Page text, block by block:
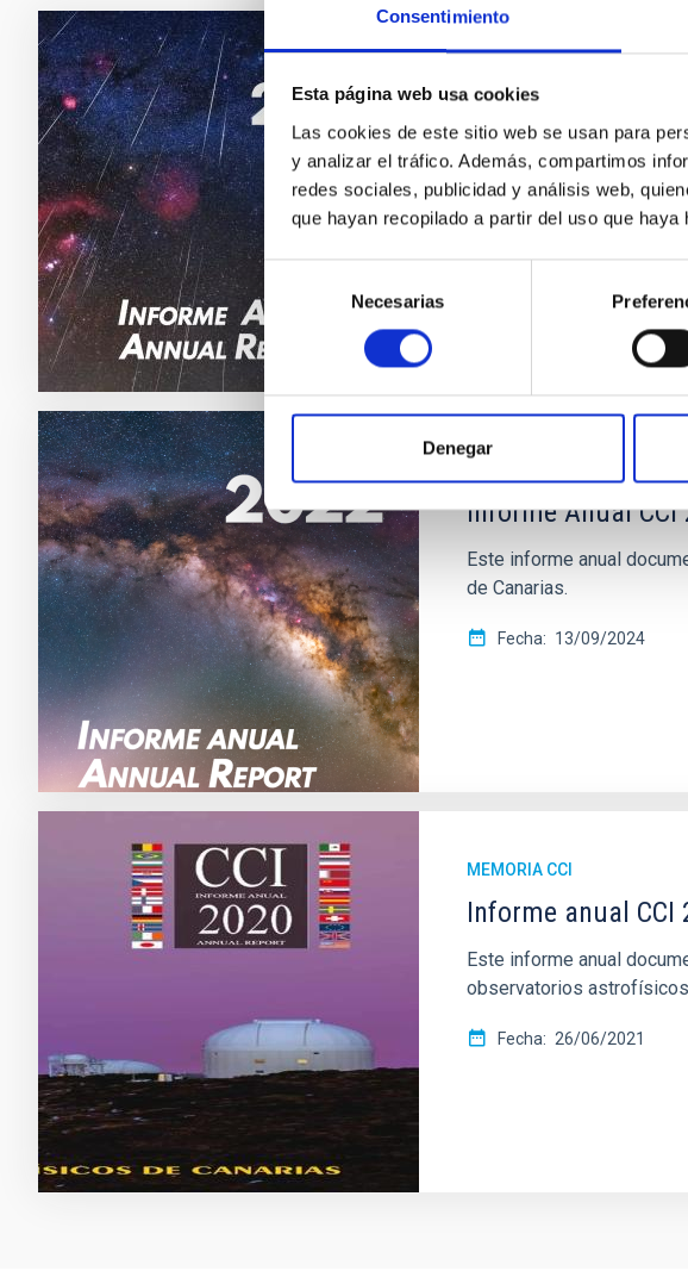
Consentimiento
Esta página web usa cookies
Las cookies de este sitio web se usan para
y analizar el tráfico. Además, compartimos
redes sociales, publicidad y análisis web,
que hayan recopilado a partir del uso que
de
consentimiento
Necesarias
Denegar
Informe Anual CCI
Este informe anual
observatorios
Informe Anual CCI
Este informe anual
de Canarias.
Fecha 13/09/2024
MEMORIA CCI
Informe anual CCI
Este informe anual
observatorios astrofísicos
Fecha 26/06/2021